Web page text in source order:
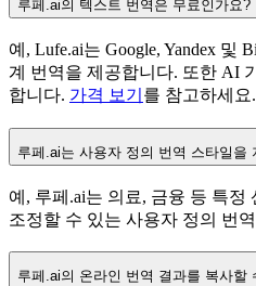
루페.ai의 텍스트 번역은 무료인가요?
예, Lufe.ai는 Google, Yandex 및
계 번역을 제공합니다. 또한 AI
합니다. 가격 보기 를 참고하세요.
루페.ai는 사용자 정의 번역 스타일을
예, 루페.ai는 의료, 금융 등 특정
조정할 수 있는 사용자 정의 번
루페.ai의 온라인 번역 결과를 복사할